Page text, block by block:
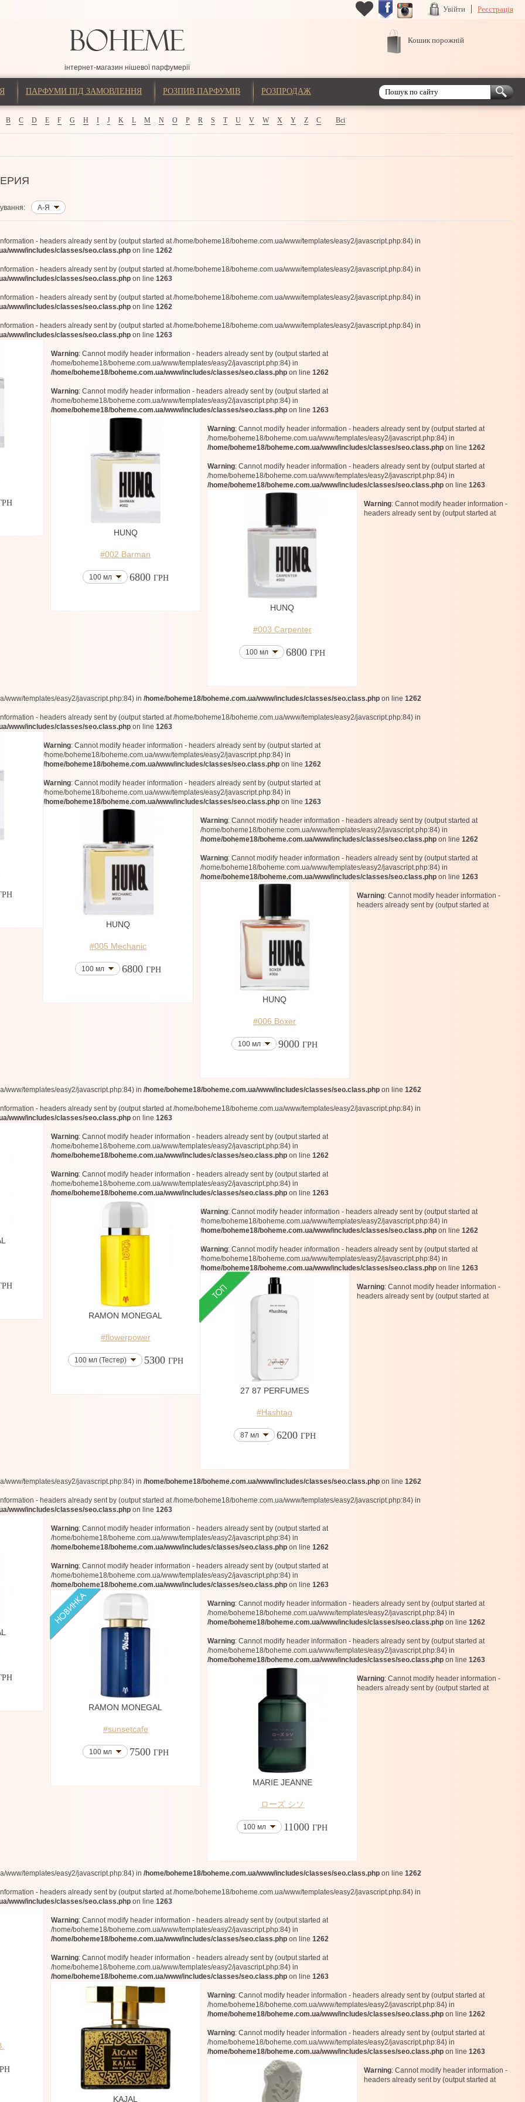
Увійти Реєстрація
інтернет-магазин нішевої парфумерії
Кошик порожній
ПАРФУМИ ПІД ЗАМОВЛЕННЯ РОЗПИВ ПАРФУМІВ РОЗПРОДАЖ
B C D E F G H I J K L M N O P R S T U V W X Y Z С Всі
А-Я
- headers already sent by (output started at /home/boheme18/boheme.com.ua/www/templates/easy2/javascript.php:84) in
www/includes/classes/seo.class.php on line 1262
- headers already sent by (output started at /home/boheme18/boheme.com.ua/www/templates/easy2/javascript.php:84) in
www/includes/classes/seo.class.php on line 1263
- headers already sent by (output started at /home/boheme18/boheme.com.ua/www/templates/easy2/javascript.php:84) in
www/includes/classes/seo.class.php on line 1262
- headers already sent by (output started at /home/boheme18/boheme.com.ua/www/templates/easy2/javascript.php:84) in
www/includes/classes/seo.class.php on line 1263
Warning: Cannot modify header information - headers already sent by (output started at
/home/boheme18/boheme.com.ua/www/templates/easy2/javascript.php:84) in
/home/boheme18/boheme.com.ua/www/includes/classes/seo.class.php on line1262
Warning: Cannot modify header information - headers already sent by (output started at
/home/boheme18/boheme.com.ua/www/templates/easy2/javascript.php:84) in
/home/boheme18/boheme.com.ua/www/includes/classes/seo.class.php on line1263
HUNQ
#002 Barman
100 мл 6800 ГРН
Warning: Cannot modify header information - headers already sent by (output started at
/home/boheme18/boheme.com.ua/www/templates/easy2/javascript.php:84) in
/home/boheme18/boheme.com.ua/www/includes/classes/seo.class.php on line1262
Warning: Cannot modify header information - headers already sent by (output started at
/home/boheme18/boheme.com.ua/www/templates/easy2/javascript.php:84) in
/home/boheme18/boheme.com.ua/www/includes/classes/seo.class.php on line1263
HUNQ
#003 Carpenter
100 мл 6800 ГРН
Warning: Cannot modify header information -
headers already sent by (output started at
www/templates/easy2/javascript.php:84) in /home/boheme18/boheme.com.ua/www/includes/classes/seo.class.php on line 1262
- headers already sent by (output started at /home/boheme18/boheme.com.ua/www/templates/easy2/javascript.php:84) in
www/includes/classes/seo.class.php on line 1263
Warning: Cannot modify header information - headers already sent by (output started at
/home/boheme18/boheme.com.ua/www/templates/easy2/javascript.php:84) in
/home/boheme18/boheme.com.ua/www/includes/classes/seo.class.php on line1262
Warning: Cannot modify header information - headers already sent by (output started at
/home/boheme18/boheme.com.ua/www/templates/easy2/javascript.php:84) in
/home/boheme18/boheme.com.ua/www/includes/classes/seo.class.php on line1263
HUNQ
#005 Mechanic
100 мл 6800 ГРН
Warning: Cannot modify header information - headers already sent by (output started at
/home/boheme18/boheme.com.ua/www/templates/easy2/javascript.php:84) in
/home/boheme18/boheme.com.ua/www/includes/classes/seo.class.phpon line 1262
Warning: Cannot modify header information - headers already sent by (output started at
/home/boheme18/boheme.com.ua/www/templates/easy2/javascript.php:84) in
/home/boheme18/boheme.com.ua/www/includes/classes/seo.class.phpon line 1263
HUNQ
#006 Boxer
100 мл 9000 ГРН
Warning: Cannot modify header information -
headers already sent by (output started at
www/templates/easy2/javascript.php:84) in /home/boheme18/boheme.com.ua/www/includes/classes/seo.class.php on line 1262
- headers already sent by (output started at /home/boheme18/boheme.com.ua/www/templates/easy2/javascript.php:84) in
www/includes/classes/seo.class.php on line 1263
Warning: Cannot modify header information - headers already sent by (output started at
/home/boheme18/boheme.com.ua/www/templates/easy2/javascript.php:84) in
/home/boheme18/boheme.com.ua/www/includes/classes/seo.class.php on line1262
Warning: Cannot modify header information - headers already sent by (output started at
/home/boheme18/boheme.com.ua/www/templates/easy2/javascript.php:84) in
/home/boheme18/boheme.com.ua/www/includes/classes/seo.class.php on line1263
RAMON MONEGAL
#flowerpower
100 мл (Тестер) 5300 ГРН
Warning: Cannot modify header information - headers already sent by (output started at
/home/boheme18/boheme.com.ua/www/templates/easy2/javascript.php:84) in
/home/boheme18/boheme.com.ua/www/includes/classes/seo.class.phpon line 1262
Warning: Cannot modify header information - headers already sent by (output started at
/home/boheme18/boheme.com.ua/www/templates/easy2/javascript.php:84) in
/home/boheme18/boheme.com.ua/www/includes/classes/seo.class.phpon line 1263
27 87 PERFUMES
#Hashtag
87 мл 6200 ГРН
Warning: Cannot modify header information -
headers already sent by (output started at
www/templates/easy2/javascript.php:84) in /home/boheme18/boheme.com.ua/www/includes/classes/seo.class.php on line 1262
- headers already sent by (output started at /home/boheme18/boheme.com.ua/www/templates/easy2/javascript.php:84) in
www/includes/classes/seo.class.php on line 1263
Warning: Cannot modify header information - headers already sent by (output started at
/home/boheme18/boheme.com.ua/www/templates/easy2/javascript.php:84) in
/home/boheme18/boheme.com.ua/www/includes/classes/seo.class.php on line1262
Warning: Cannot modify header information - headers already sent by (output started at
/home/boheme18/boheme.com.ua/www/templates/easy2/javascript.php:84) in
/home/boheme18/boheme.com.ua/www/includes/classes/seo.class.php on line1263
RAMON MONEGAL
#sunsetcafe
100 мл 7500 ГРН
Warning: Cannot modify header information - headers already sent by (output started at
/home/boheme18/boheme.com.ua/www/templates/easy2/javascript.php:84) in
/home/boheme18/boheme.com.ua/www/includes/classes/seo.class.php on line1262
Warning: Cannot modify header information - headers already sent by (output started at
/home/boheme18/boheme.com.ua/www/templates/easy2/javascript.php:84) in
/home/boheme18/boheme.com.ua/www/includes/classes/seo.class.php on line1263
MARIE JEANNE
ローズ シソ
100 мл 11000 ГРН
Warning: Cannot modify header information -
headers already sent by (output started at
www/templates/easy2/javascript.php:84) in /home/boheme18/boheme.com.ua/www/includes/classes/seo.class.php on line 1262
- headers already sent by (output started at /home/boheme18/boheme.com.ua/www/templates/easy2/javascript.php:84) in
www/includes/classes/seo.class.php on line 1263
Warning: Cannot modify header information - headers already sent by (output started at
/home/boheme18/boheme.com.ua/www/templates/easy2/javascript.php:84) in
/home/boheme18/boheme.com.ua/www/includes/classes/seo.class.php on line1262
Warning: Cannot modify header information - headers already sent by (output started at
/home/boheme18/boheme.com.ua/www/templates/easy2/javascript.php:84) in
/home/boheme18/boheme.com.ua/www/includes/classes/seo.class.php on line1263
KAJAL
Warning: Cannot modify header information - headers already sent by (output started at
/home/boheme18/boheme.com.ua/www/templates/easy2/javascript.php:84) in
/home/boheme18/boheme.com.ua/www/includes/classes/seo.class.php on line1262
Warning: Cannot modify header information - headers already sent by (output started at
/home/boheme18/boheme.com.ua/www/templates/easy2/javascript.php:84) in
/home/boheme18/boheme.com.ua/www/includes/classes/seo.class.php on line1263
Warning: Cannot modify header information -
headers already sent by (output started at